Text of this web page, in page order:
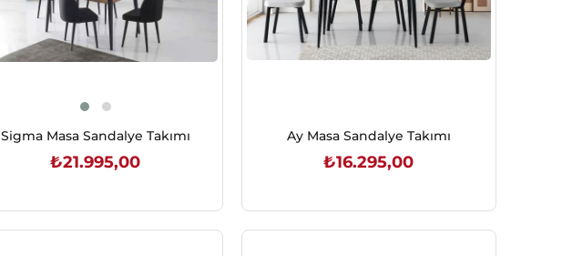
Sigma Masa Sandalye Takımı
₺21.995,00
Ay Masa Sandalye Takımı
₺16.295,00